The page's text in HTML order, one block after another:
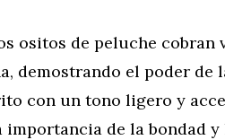
ositos de peluche cobran
demostrando el poder de
con un tono ligero y
de la bondad y